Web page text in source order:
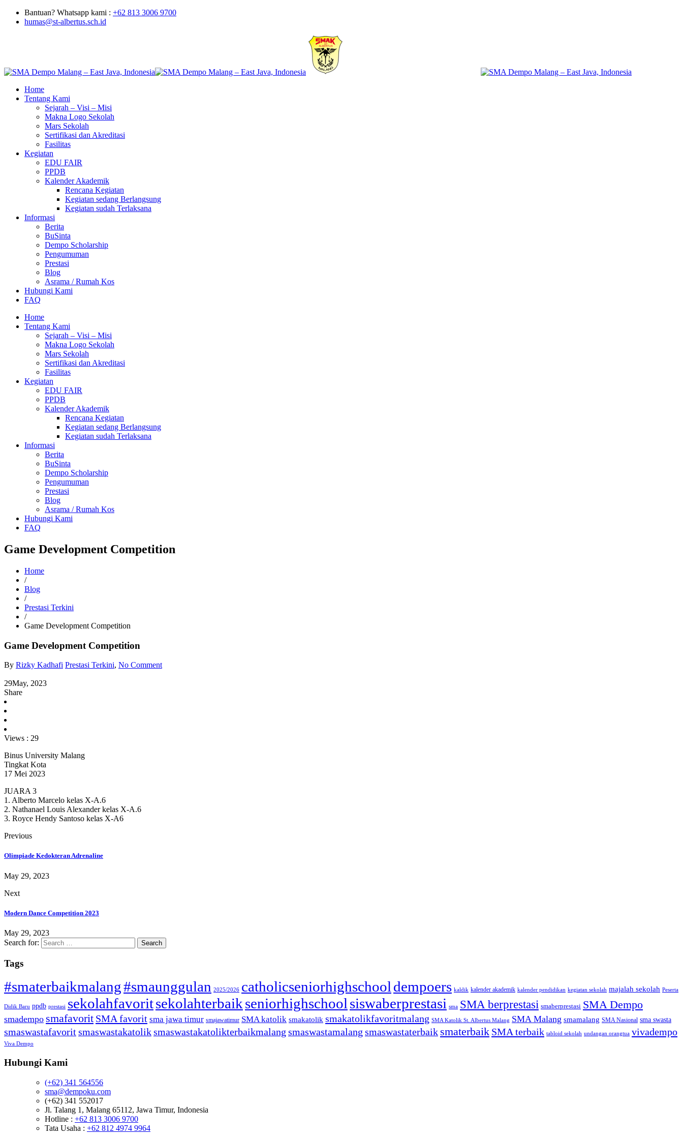
Bantuan? Whatsapp kami : +62 813 3006 9700
humas@st-albertus.sch.id
Home
Tentang Kami
Sejarah – Visi – Misi
Makna Logo Sekolah
Mars Sekolah
Sertifikasi dan Akreditasi
Fasilitas
Kegiatan
EDU FAIR
PPDB
Kalender Akademik
Rencana Kegiatan
Kegiatan sedang Berlangsung
Kegiatan sudah Terlaksana
Informasi
Berita
BuSinta
Dempo Scholarship
Pengumuman
Prestasi
Blog
Asrama / Rumah Kos
Hubungi Kami
FAQ
Home
Tentang Kami
Sejarah – Visi – Misi
Makna Logo Sekolah
Mars Sekolah
Sertifikasi dan Akreditasi
Fasilitas
Kegiatan
EDU FAIR
PPDB
Kalender Akademik
Rencana Kegiatan
Kegiatan sedang Berlangsung
Kegiatan sudah Terlaksana
Informasi
Berita
BuSinta
Dempo Scholarship
Pengumuman
Prestasi
Blog
Asrama / Rumah Kos
Hubungi Kami
FAQ
Game Development Competition
Home
/
Blog
/
Prestasi Terkini
/
Game Development Competition
Game Development Competition
By Rizky Kadhafi Prestasi Terkini, No Comment
29May, 2023
Share
Views : 29
Binus University Malang
Tingkat Kota
17 Mei 2023
JUARA 3
1. Alberto Marcelo kelas X-A.6
2. Nathanael Louis Alexander kelas X-A.6
3. Royce Hendy Santoso kelas X-A6
Previous
Olimpiade Kedokteran Adrenaline
May 29, 2023
Next
Modern Dance Competition 2023
May 29, 2023
Search for:
Tags
#smaterbaikmalang#smaunggulan 2025/2026 catholicseniorhighschool dempoers kaldik kalender akademik kalender pendidikan kegiatan sekolah majalah sekolah Peserta
Didik Baru ppdb prestasi sekolahfavoritsekolahterbaikseniorhighschool siswaberprestasi sma SMA berprestasi smaberprestasi SMA Dempo
smadempo smafavorit SMA favorit sma jawa timur smajawatimur SMA katolik smakatolik smakatolikfavoritmalang SMA Katolik St. Albertus Malang SMA Malang smamalang SMA Nasional sma swasta
smaswastafavoritsmaswastakatoliksmaswastakatolikterbaikmalang smaswastamalang smaswastaterbaik smaterbaik SMA terbaik tabloid sekolah undangan orangtua vivadempo
Viva Dempo
Hubungi Kami
(+62) 341 564556
sma@dempoku.com
(+62) 341 552017
Jl. Talang 1, Malang 65112, Jawa Timur, Indonesia
Hotline : +62 813 3006 9700
Tata Usaha : +62 812 4974 9964